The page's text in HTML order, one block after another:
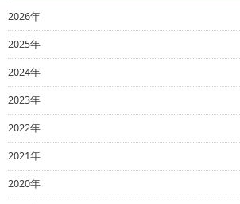
2026年
2025年
2024年
2023年
2022年
2021年
2020年